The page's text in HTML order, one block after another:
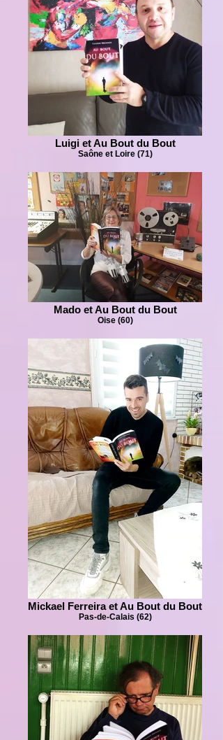
Luigi et Au Bout du Bout
Saône et Loire (71)
Mado et Au Bout du Bout
Oise (60)
Mickael Ferreira et Au Bout du Bout
Pas-de-Calais (62)